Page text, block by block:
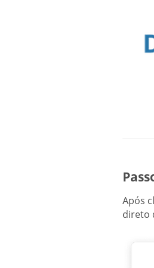
Após
direto